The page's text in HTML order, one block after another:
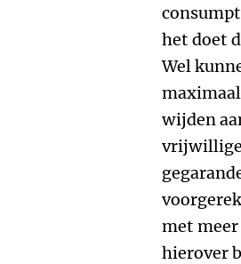
het doet
Wel
wijden
met meer
hierover